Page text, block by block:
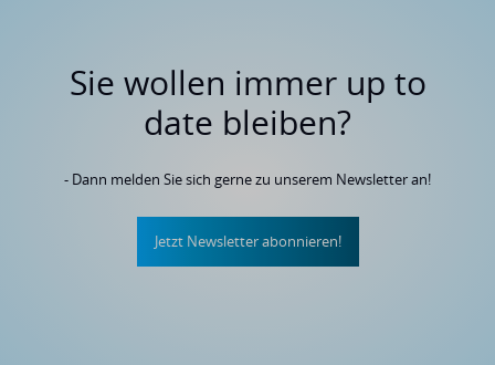
Sie wollen immer up to
date bleiben?
- Dann melden Sie sich gerne zu unserem Newsletter an!
Jetzt Newsletter abonnieren!